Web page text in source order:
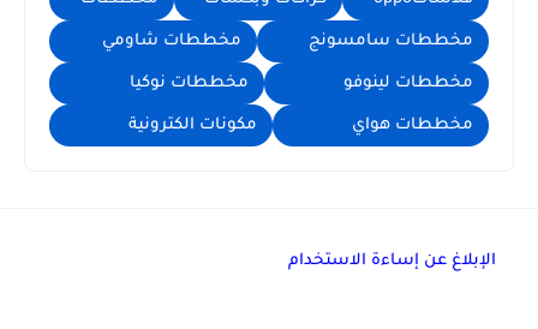
مخططات سامسونج مخططات شاومي
مخططات لينوفو مخططات نوكيا
مخططات هواي مكونات الكترونية
الإبلاغ عن إساءة الاستخدام